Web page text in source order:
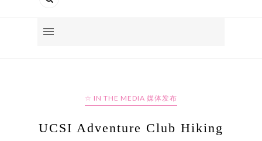
☆ IN THE MEDIA 媒体发布
UCSI Adventure Club Hiking